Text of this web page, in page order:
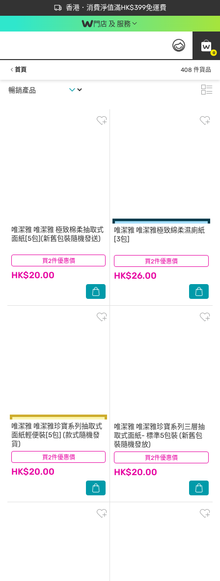
香港．消費淨值滿HK$399免運費
立即成為易賞錢會員盡享獨家優惠
首次APP下單買滿$450 輸入 NEWAPP 即減$50
門店 及 服務
0
首頁 408 件貨品
買2件優惠價
唯潔雅 唯潔雅 極致棉柔抽取式
面紙[5包](新舊包裝隨機發送)
HK$20.00
(187) 買2件優惠價
唯潔雅 唯潔雅極致綿柔濕廁紙
[3包]
HK$26.00
(50)
買2件優惠價
唯潔雅 唯潔雅珍寶系列抽取式
面紙輕便裝[5包] (款式隨機發
貨)
HK$20.00
(6) 買2件優惠價
唯潔雅 唯潔雅珍寶系列三層抽
取式面紙- 標準5包裝 (新舊包
裝隨機發放)
HK$20.00
(9)